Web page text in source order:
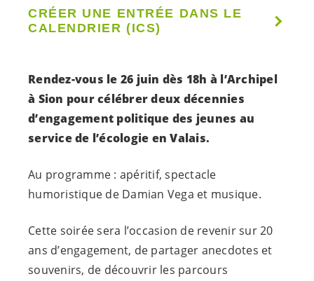
CRÉER UNE ENTRÉE DANS LE
CALENDRIER (ICS)
Rendez-vous le 26 juin dès 18h à l’Archipel
à Sion pour célébrer deux décennies
d’engagement politique des jeunes au
service de l’écologie en Valais.
Au programme : apéritif, spectacle
humoristique de Damian Vega et musique.
Cette soirée sera l’occasion de revenir sur 20
ans d’engagement, de partager anecdotes et
souvenirs, de découvrir les parcours